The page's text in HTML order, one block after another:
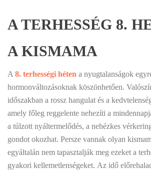
A TERHESSÉG 8.
A KISMAMA
A 8. terhességi héten a nyugtalanságok
hormonváltozásoknak köszönhetően.
időszakban a rossz hangulat és a
amely főleg reggelente nehezíti a
a túlzott nyáltermelődés, a nehézkes
gondot okozhat. Persze vannak olyan
egyáltalán nem tapasztalják meg ezeket a
gyakori kellemetlenségeket. Az idő